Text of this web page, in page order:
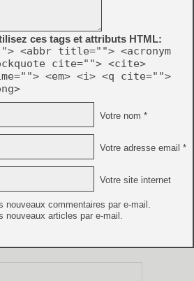
ces tags et attributs HTML:
<abbr title=""> <acronym
cite=""> <cite>
<em> <i> <q cite="">
Votre nom *
Votre adresse email *
Votre site internet
nouveaux commentaires par e-mail.
nouveaux articles par e-mail.